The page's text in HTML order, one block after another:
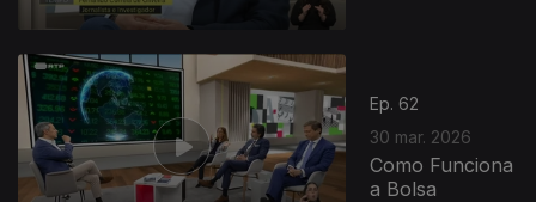
Ep. 62
30 mar. 2026
Como Funciona
a Bolsa